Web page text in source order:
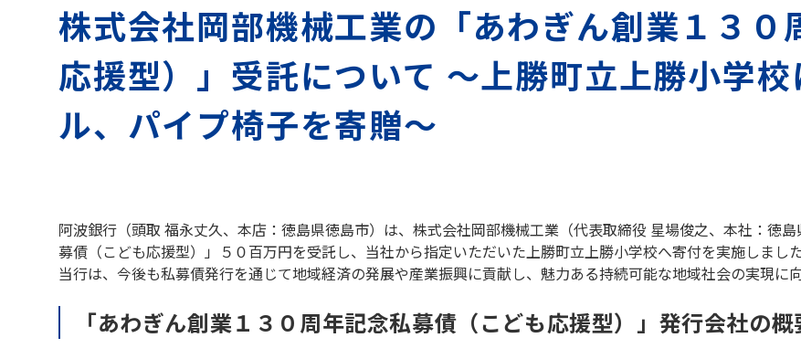
株式会社岡部機械工業の「あわぎん創業１３０
応援型）」受託について ～上勝町立上勝小学
ル、パイプ椅子を寄贈～
阿波銀行（頭取 福永丈久、本店：徳島県徳島市）は、株式会社岡部機械工業（代表取締役 星場俊之、本社：徳
募債（こども応援型）」５０百万円を受託し、当社から指定いただいた上勝町立上勝小学校へ寄付を実施しまし
当行は、今後も私募債発行を通じて地域経済の発展や産業振興に貢献し、魅力ある持続可能な地域社会の実現に
「あわぎん創業１３０周年記念私募債（こども応援型）」発行会社の概